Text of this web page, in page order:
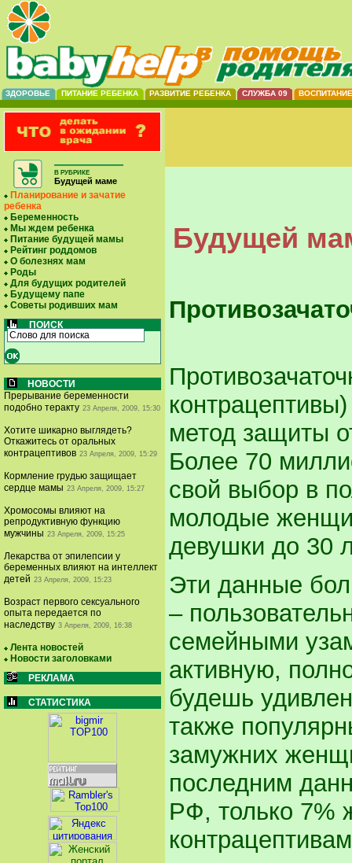
ЗДОРОВЬЕ ПИТАНИЕ РЕБЕНКА РАЗВИТИЕ РЕБЕНКА СЛУЖБА 09 ВОСПИТАНИЕ
В РУБРИКЕ
Будущей маме
Планирование и зачатие
ребенка
Беременность
Мы ждем ребенка
Питание будущей мамы
Рейтинг роддомов
О болезнях мам
Роды
Для будущих родителей
Будущему папе
Советы родивших мам
ПОИСК
НОВОСТИ
Прерывание беременности
подобно теракту 23 Апреля, 2009, 15:30
Хотите шикарно выглядеть?
Откажитесь от оральных
контрацептивов 23 Апреля, 2009, 15:29
Кормление грудью защищает
сердце мамы 23 Апреля, 2009, 15:27
Хромосомы влияют на
репродуктивную функцию
мужчины 23 Апреля, 2009, 15:25
Лекарства от эпилепсии у
беременных влияют на интеллект
детей 23 Апреля, 2009, 15:23
Возраст первого сексуального
опыта передается по
наследству 3 Апреля, 2009, 16:38
Лента новостей
Новости заголовками
РЕКЛАМА
СТАТИСТИКА
Будущей
метод защиты
Более 70
свой выбор в
молодые
девушки до 30
Эти данные
–
семейными
активную,
будешь
также
замужних
последним
РФ, только 7%